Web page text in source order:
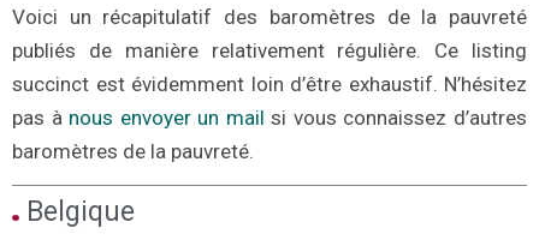
Voici un récapitulatif des baromètres de la pauvreté
publiés de manière relativement régulière. Ce listing
succinct est évidemment loin d’être exhaustif. N’hésitez
pas à nous envoyer un mail si vous connaissez d’autres
baromètres de la pauvreté.
Belgique